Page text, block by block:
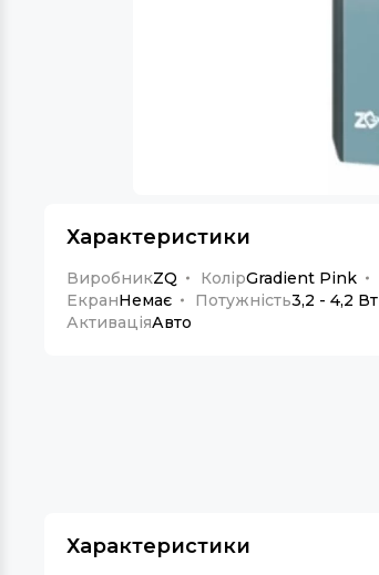
Характеристики
ВиробникZQ КолірGradient Pink
ЕкранНемає Потужність3,2 - 4,2 Вт
АктиваціяАвто
Характеристики